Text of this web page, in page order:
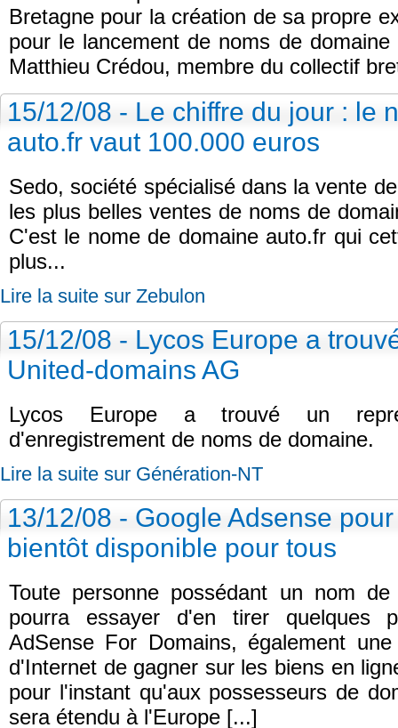
Bretagne pour la création de sa propre
pour le lancement de noms de
Matthieu Crédou, membre du collectif
15/12/08 - Le chiffre du jour : le
auto.fr vaut 100.000 euros
Sedo, société spécialisé dans la vente
les plus belles ventes de noms de
C'est le nome de domaine auto.fr qui
plus...
Lire la suite sur Zebulon
15/12/08 - Lycos Europe a
United-domains AG
Lycos Europe a trouvé un
d'enregistrement de noms de domaine.
Lire la suite sur Génération-NT
13/12/08 - Google Adsense
bientôt disponible pour tous
Toute personne possédant un nom
pourra essayer d'en tirer quelques
AdSense For Domains, également
d'Internet de gagner sur les biens en
pour l'instant qu'aux possesseurs de
sera étendu à l'Europe [...]